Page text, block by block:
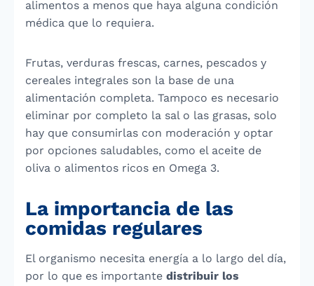
alimentos a menos que haya alguna condición
médica que lo requiera.
Frutas, verduras frescas, carnes, pescados y
cereales integrales son la base de una
alimentación completa. Tampoco es necesario
eliminar por completo la sal o las grasas, solo
hay que consumirlas con moderación y optar
por opciones saludables, como el aceite de
oliva o alimentos ricos en Omega 3.
La importancia de las
comidas regulares
El organismo necesita energía a lo largo del día,
por lo que es importante distribuir los